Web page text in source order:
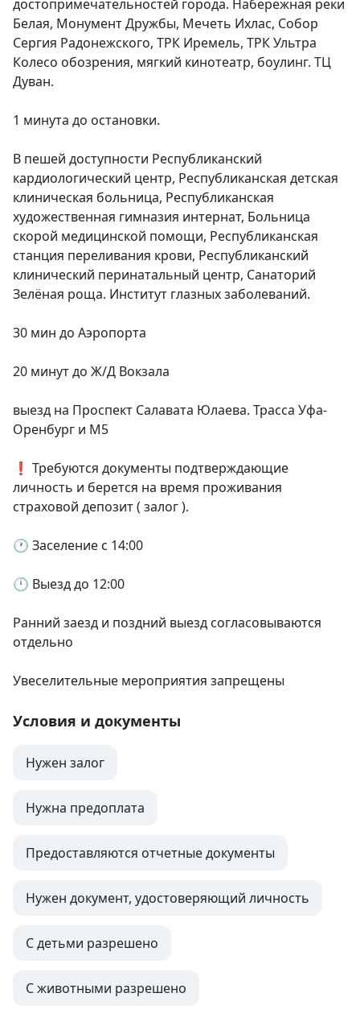
достопримечательностей города. Набережная реки
Белая, Монумент Дружбы, Мечеть Ихлас, Собор
Сергия Радонежского, ТРК Иремель, ТРК Ультра
Колесо обозрения, мягкий кинотеатр, боулинг. ТЦ
Дуван.
1 минута до остановки.
В пешей доступности Республиканский
кардиологический центр, Республиканская детская
клиническая больница, Республиканская
художественная гимназия интернат, Больница
скорой медицинской помощи, Республиканская
станция переливания крови, Республиканский
клинический перинатальный центр, Санаторий
Зелёная роща. Институт глазных заболеваний.
30 мин до Аэропорта
20 минут до Ж/Д Вокзала
выезд на Проспект Салавата Юлаева. Трасса Уфа-
Оренбург и М5
❗ Требуются документы подтверждающие
личность и берется на время проживания
страховой депозит ( залог ).
🕐 Заселение с 14:00
🕛 Выезд до 12:00
Ранний заезд и поздний выезд согласовываются
отдельно
Увеселительные мероприятия запрещены
Условия и документы
Нужен залог
Нужна предоплата
Предоставляются отчетные документы
Нужен документ, удостоверяющий личность
С детьми разрешено
С животными разрешено